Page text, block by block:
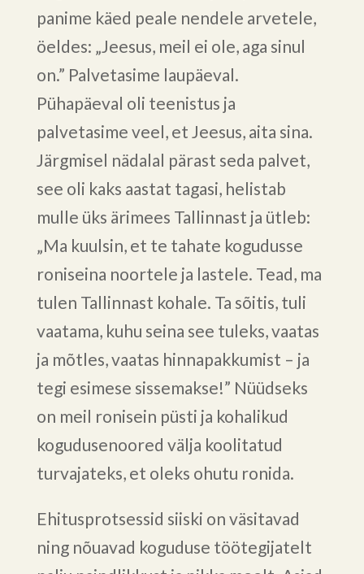
panime käed peale nendele arvetele,
öeldes: „Jeesus, meil ei ole, aga sinul
on.” Palvetasime laupäeval.
Pühapäeval oli teenistus ja
palvetasime veel, et Jeesus, aita sina.
Järgmisel nädalal pärast seda palvet,
see oli kaks aastat tagasi, helistab
mulle üks ärimees Tallinnast ja ütleb:
„Ma kuulsin, et te tahate kogudusse
roniseina noortele ja lastele. Tead, ma
tulen Tallinnast kohale. Ta sõitis, tuli
vaatama, kuhu seina see tuleks, vaatas
ja mõtles, vaatas hinnapakkumist – ja
tegi esimese sissemakse!” Nüüdseks
on meil ronisein püsti ja kohalikud
kogudusenoored välja koolitatud
turvajateks, et oleks ohutu ronida.
Ehitusprotsessid siiski on väsitavad
ning nõuavad koguduse töötegijatelt